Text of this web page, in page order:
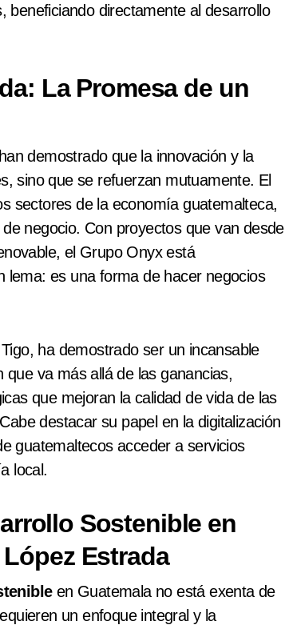
beneficiando directamente al desarrollo
La Promesa de un
demostrado que la innovación y la
sino que se refuerzan mutuamente. El
sectores de la economía guatemalteca,
negocio. Con proyectos que van desde
el Grupo Onyx está
lema: es una forma de hacer negocios
ha demostrado ser un incansable
va más allá de las ganancias,
que mejoran la calidad de vida de las
destacar su papel en la digitalización
guatemaltecos acceder a servicios
local.
Sostenible en
Estrada
en Guatemala no está exenta de
un enfoque integral y la